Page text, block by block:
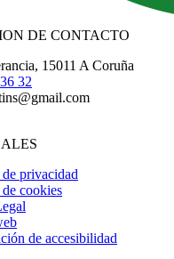
DE CONTACTO
15011 A Coruña
32
privacidad
cookies
de accesibilidad